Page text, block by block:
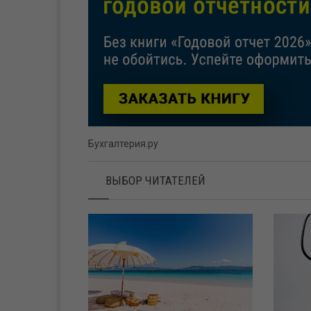
Бухгалтерия.ру
ВЫБОР ЧИТАТЕЛЕЙ